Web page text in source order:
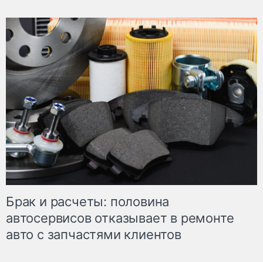
Брак и расчеты: половина
автосервисов отказывает в ремонте
авто с запчастями клиентов